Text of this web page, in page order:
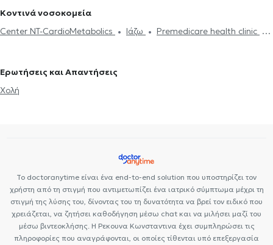
Χειρουργοί στο Αιγάλεω
Χειρουργοί στην Κυψέλη
Πιστοποιητικά υγείας για εργασία
Φλεβίτιδα και κιρσοί
Κοντινά νοσοκομεία
Center NT-CardioMetabolics
Ιάζω
Premedicare health clinic
Ερωτήσεις και Απαντήσεις
Χολή
Το doctoranytime είναι ένα end-to-end solution που υποστηρίζει τον
χρήστη από τη στιγμή που αντιμετωπίζει ένα ιατρικό σύμπτωμα μέχρι τη
στιγμή της λύσης του, δίνοντας του τη δυνατότητα να βρεί τον ειδικό που
χρειάζεται, να ζητήσει καθοδήγηση μέσω chat και να μιλήσει μαζί του
μέσω βιντεοκλήσης. Η Ρεκουνα Κωνσταντινα έχει συμπληρώσει τις
πληροφορίες που αναγράφονται, οι οποίες τίθενται υπό επεξεργασία